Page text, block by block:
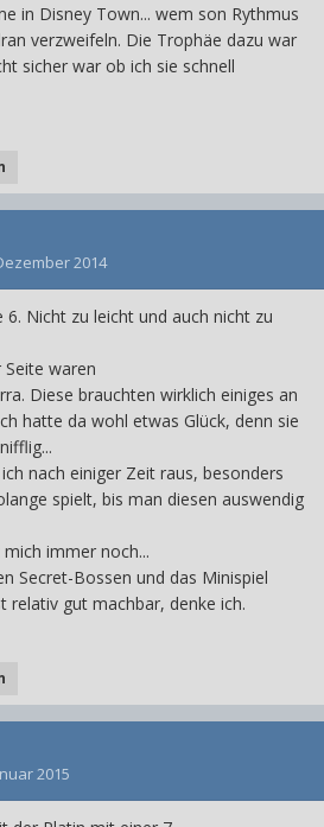
in Disney Town... wem son Rythmus
verzweifeln. Die Trophäe dazu war
sicher war ob ich sie schnell
2014
Nicht zu leicht und auch nicht zu
waren
Diese brauchten wirklich einiges an
hatte da wohl etwas Glück, denn sie
nach einiger Zeit raus, besonders
spielt, bis man diesen auswendig
immer noch...
Secret-Bossen und das Minispiel
relativ gut machbar, denke ich.
2015